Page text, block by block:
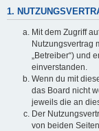
1.
Mit dem Zugriff
Nutzungsvertrag
„Betreiber“) und
einverstanden.
Wenn du mit
das Board nicht
jeweils die an
Der
von beiden